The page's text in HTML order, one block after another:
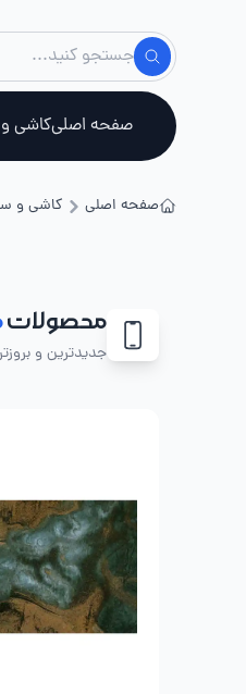
صفحه اصلیکاشی
صفحه اصلی کاشی و
محصولات
جدیدترین و